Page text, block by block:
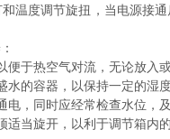
温度调节旋扭，当电源接通
于热空气对流，无论放入或
容器，以保持一定的湿度
，同时应经常检查水位，及
旋开，以利于调节箱内的